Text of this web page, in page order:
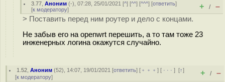
3.77 ,Аноним (-), 07:28, 25/01/2021 [^] [^^] [^^^] [ответить]
[к модератору] + / –
> Поставить перед ним роутер и дело с концами.
Не забыв его на openwrt перешить, а то там тоже 23
инженерных логина окажутся случайно.
1.52 ,Аноним (52), 14:07, 19/01/2021 [ответить] [ ﹢﹢﹢] [ · · ·][↑]
[к модератору] + / –